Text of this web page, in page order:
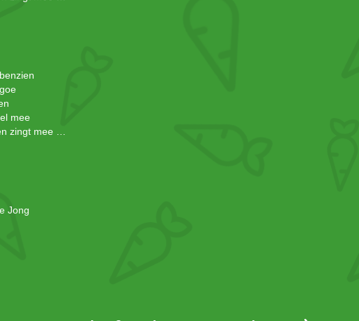
mee
zingt mee …
Jong